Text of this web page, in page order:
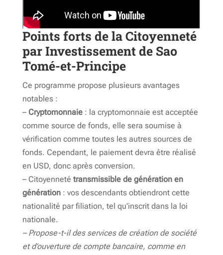
Points forts de la Citoyenneté
par Investissement de Sao
Tomé-et-Principe
Ce programme propose plusieurs avantages
notables :
– Cryptomonnaie: la cryptomonnaie est acceptée
comme source de fonds, elle sera soumise à
vérification comme toutes les autres sources de
fonds. Cependant, le paiement devra être réalisé
en USD, donc après conversion.
– Citoyenneté transmissible de génération en
génération: vos descendants obtiendront cette
nationalité par filiation, tel qu’inscrit dans la loi
nationale.
– Propose-t-il des services de création de société
et d’ouverture de compte bancaire, comme en